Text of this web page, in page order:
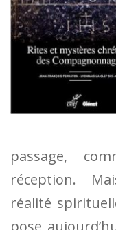
passage,
réception.
réalité
pose